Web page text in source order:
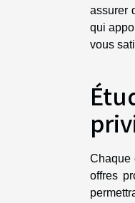
assurer
qui
vous
Chaque
offres